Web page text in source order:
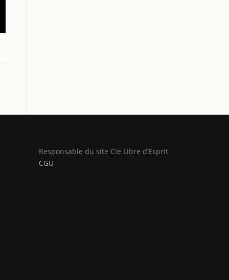
Responsable du site Cie Libre d’Esprit
CGU